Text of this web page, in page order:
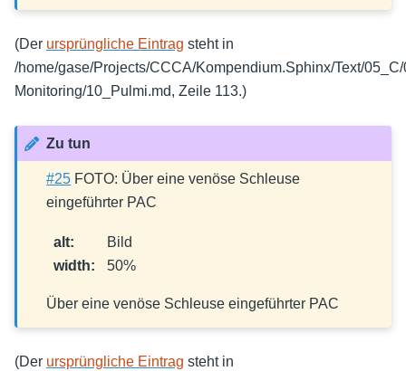
(Der ursprüngliche Eintrag steht in
/home/gase/Projects/CCCA/Kompendium.Sphinx/Text/
Monitoring/10_Pulmi.md, Zeile 113.)
Zu tun
#25 FOTO: Über eine venöse Schleuse
eingeführter PAC
alt:
Bild
width: 50%
Über eine venöse Schleuse eingeführter PAC
(Der ursprüngliche Eintrag steht in